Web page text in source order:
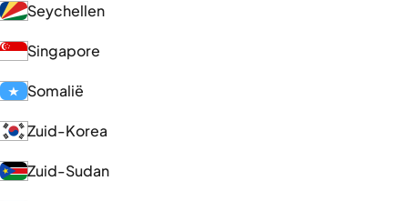
Seychellen
Singapore
Somalië
Zuid-Korea
Zuid-Sudan